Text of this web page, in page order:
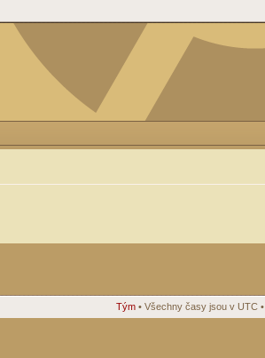
Tým • Všechny časy jsou v UTC •